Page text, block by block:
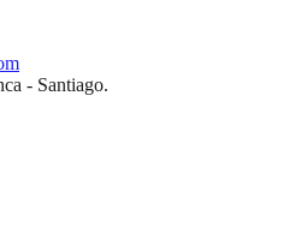
- Santiago.